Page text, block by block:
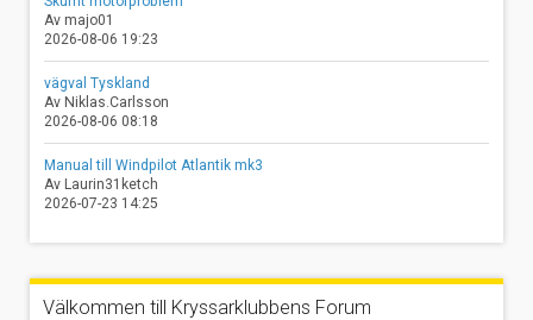
Av majo01
2026-08-06 19:23
vägval Tyskland
Av Niklas.Carlsson
2026-08-06 08:18
Manual till Windpilot Atlantik mk3
Av Laurin31ketch
2026-07-23 14:25
Välkommen till Kryssarklubbens Forum